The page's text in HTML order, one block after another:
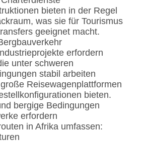
bieten in der Regel
was sie für Tourismus
geeignet macht.
erfordern
unter schweren
stabil arbeiten
Reisewagenplattformen
bieten.
bergige Bedingungen
erfordern
in Afrika umfassen: